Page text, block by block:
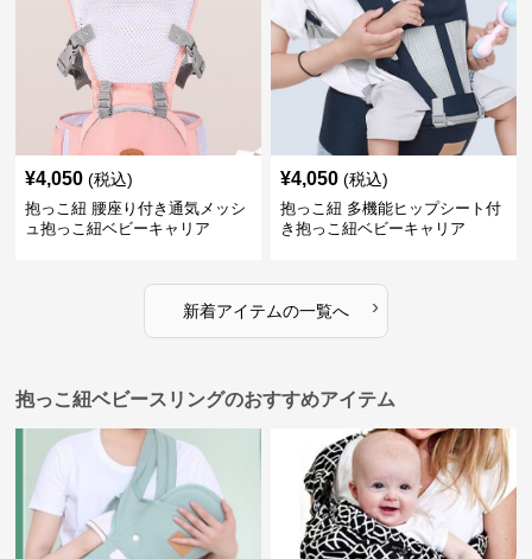
¥4,050 (税込)
抱っこ紐 腰座り付き通気メッシ
ュ抱っこ紐ベビーキャリア
¥4,050 (税込)
抱っこ紐 多機能ヒップシート付
き抱っこ紐ベビーキャリア
新着アイテムの一覧へ ›
抱っこ紐ベビースリングのおすすめアイテム